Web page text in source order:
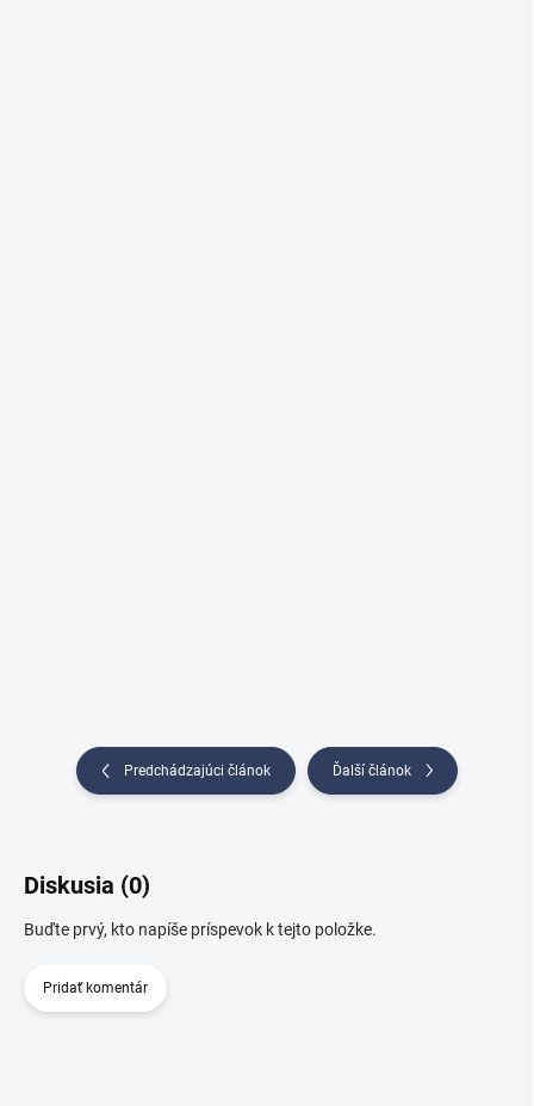
Predchádzajúci článok Ďalší článok
Diskusia (0)
Buďte prvý, kto napíše príspevok k tejto položke.
Pridať komentár